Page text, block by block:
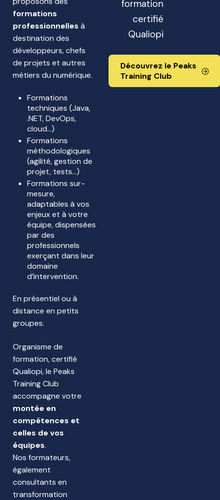
formations
professionnelles à
destination des
développeurs, chefs
de projets et autres
métiers du numérique.
Formations
techniques (Java,
.NET, DevOps,
cloud…)
Formations
méthodologiques
(agilité, gestion de
projet, tests…)
Formations sur-
mesure,
adaptables à vos
enjeux et à votre
équipe, dispensées
par des
professionnels
exerçant dans leur
domaine
d’intervention.
En présentiel ou à
distance en petits
groupes.
Organisme de
formation, certifié
Qualiopi, le Peaks
Training Club
accompagne votre
montée en
compétences et
celles de vos
équipes.
Nos formateurs,
également
consultants en
transformation
formation
certifié
Qualiopi
Découvrez le Peaks
Training Club